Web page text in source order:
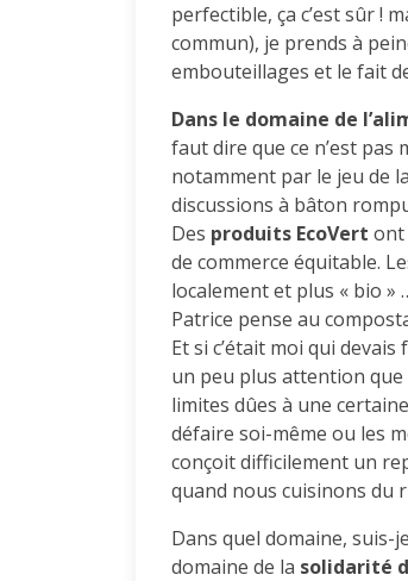
perfectible, ça c’est sûr !
commun), je prends à
embouteillages et le fait
Dans le domaine de
faut dire que ce n’est pas
notamment par le jeu de
discussions à bâton
Des produits EcoVert ont
de commerce équitable.
localement et plus « bio »
Patrice pense au
Et si c’était moi qui devais
un peu plus attention que
limites dûes à une
défaire soi-même ou les
conçoit difficilement un
quand nous cuisinons du
Dans quel domaine, suis-
domaine de la solidarité